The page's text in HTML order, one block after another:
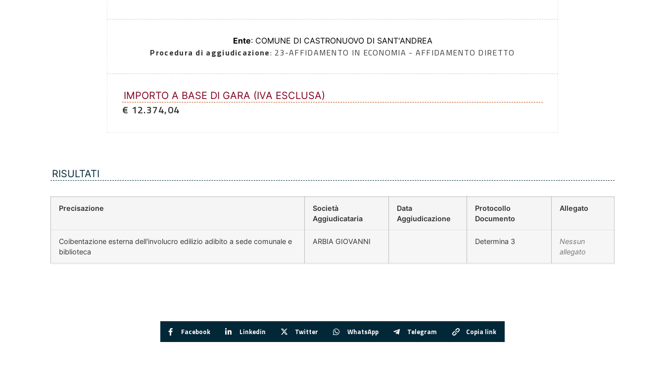
Ente: COMUNE DI CASTRONUOVO DI SANT'ANDREA
Procedura di aggiudicazione: 23-AFFIDAMENTO IN ECONOMIA - AFFIDAMENTO DIRETTO
IMPORTO A BASE DI GARA (IVA ESCLUSA)
€ 12.374,04
RISULTATI
Precisazione
Società
Aggiudicataria
Data
Aggiudicazione
Protocollo
Documento
Allegato
Coibentazione esterna dell'involucro edilizio adibito a sede comunale e
biblioteca
ARBIA GIOVANNI Determina 3
Nessun
allegato
Facebook Linkedin Twitter WhatsApp Telegram Copia link